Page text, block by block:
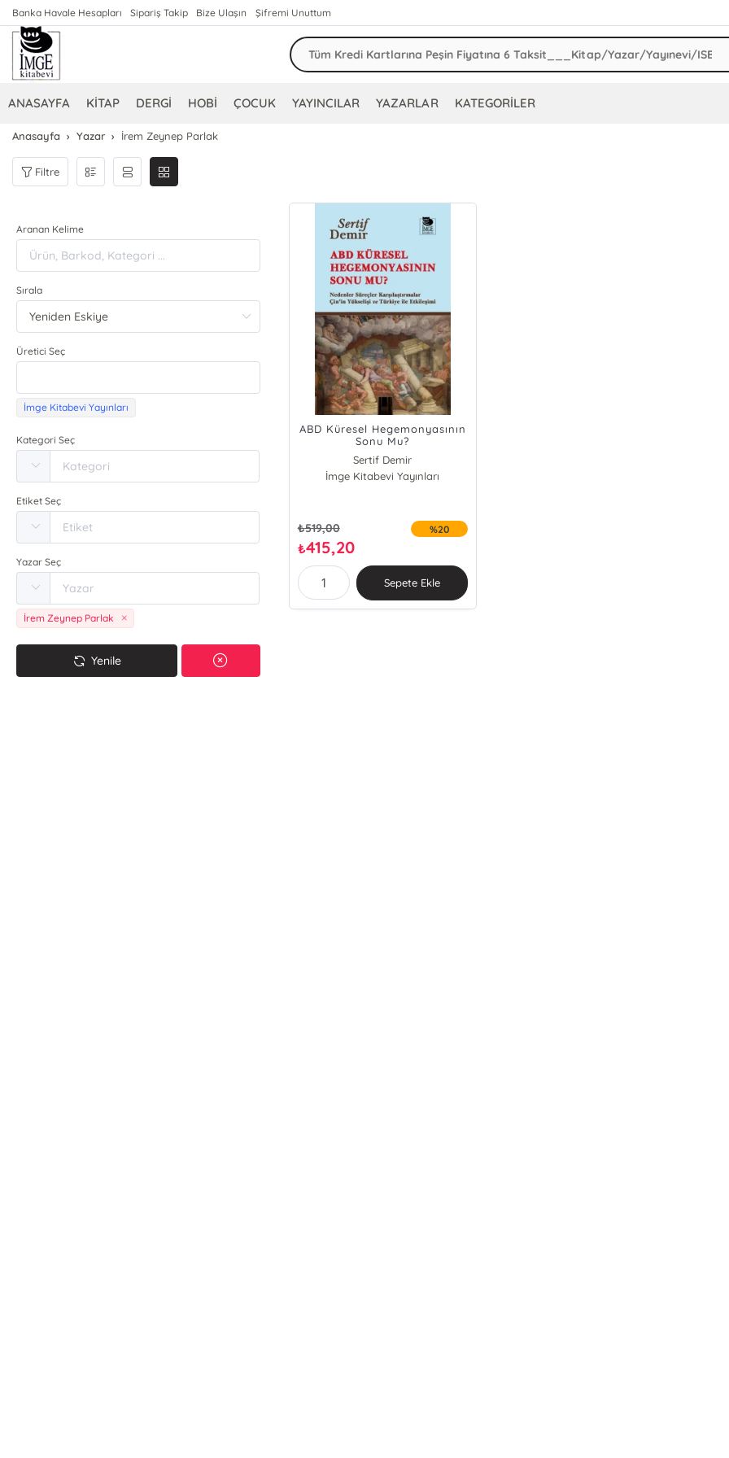
Banka Havale Hesapları Sipariş Takip Bize Ulaşın Şifremi Unuttum
ANASAYFA KİTAP DERGİ HOBİ ÇOCUK YAYINCILAR YAZARLAR KATEGORİLER
Anasayfa Yazar İrem Zeynep Parlak
Filtre
Aranan Kelime
Sırala
Üretici Seç
İmge Kitabevi Yayınları
Kategori Seç
Etiket Seç
Yazar Seç
İrem Zeynep Parlak
Yenile
ABD Küresel Hegemonyasının
Sonu Mu?
Sertif Demir
İmge Kitabevi Yayınları
₺519,00
₺415,20
%20
Sepete Ekle